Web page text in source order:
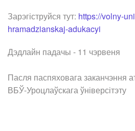
Зарэгіструйся тут: https://volny-
hramadzianskaj-adukacyi
Дэдлайн падачы - 11 чэрвеня
Пасля паспяховага заканчэння
ВБЎ-Уроцлаўскага ўніверсітэту